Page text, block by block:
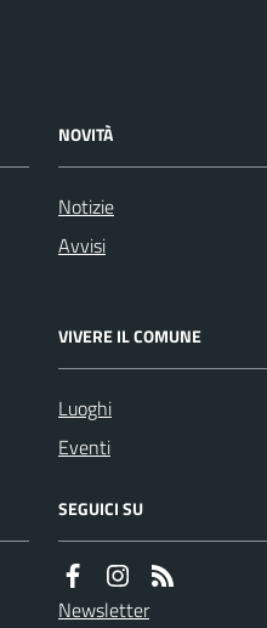
NOVITÀ
Notizie
Avvisi
VIVERE IL COMUNE
Luoghi
Eventi
SEGUICI SU
Newsletter